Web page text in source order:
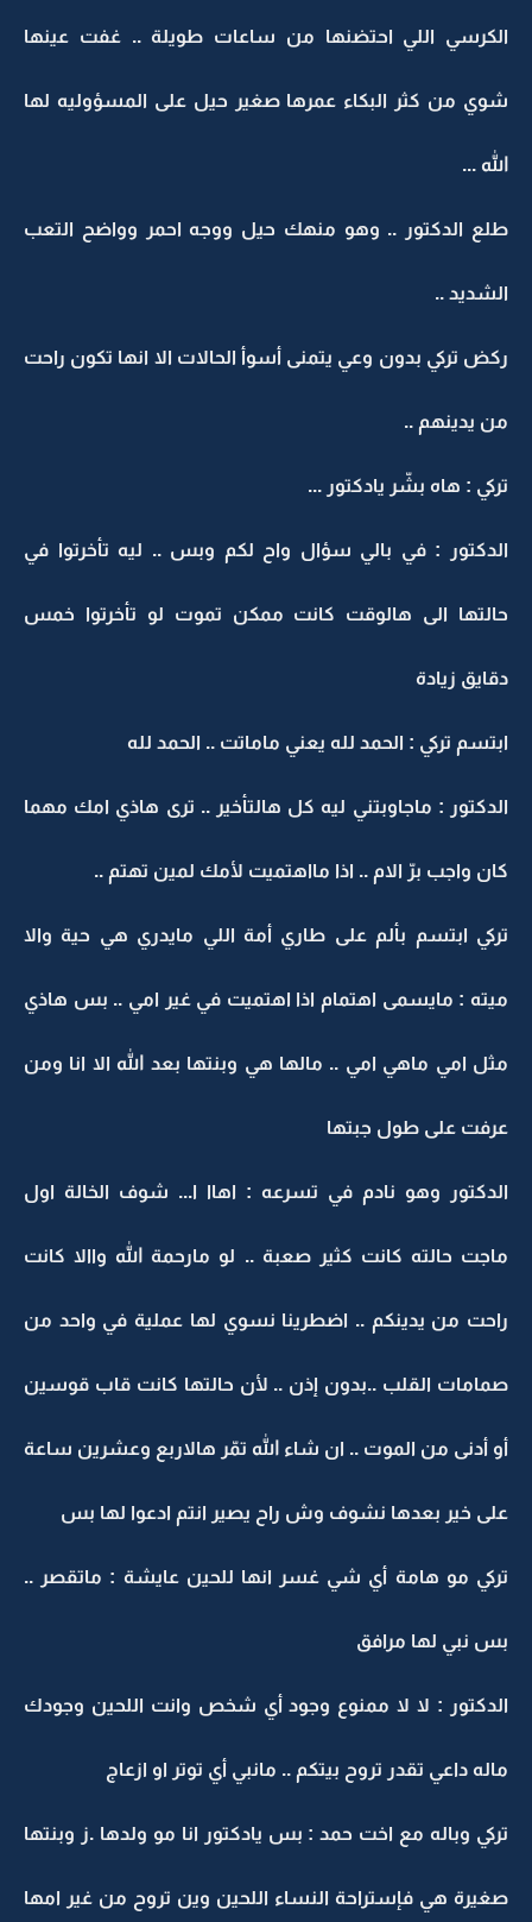
الكرسي اللي احتضنها من ساعات طويلة .. غفت عينها
شوي من كثر البكاء عمرها صغير حيل على المسؤوليه لها
الله ...
طلع الدكتور .. وهو منهك حيل ووجه احمر وواضح التعب
الشديد ..
ركض تركي بدون وعي يتمنى أسوأ الحالات الا انها تكون راحت
من يدينهم ..
تركي : هاه بشّر يادكتور ...
الدكتور : في بالي سؤال واح لكم وبس .. ليه تأخرتوا في
حالتها الى هالوقت كانت ممكن تموت لو تأخرتوا خمس
دقايق زيادة
ابتسم تركي : الحمد لله يعني ماماتت .. الحمد لله
الدكتور : ماجاوبتني ليه كل هالتأخير .. ترى هاذي امك مهما
كان واجب برّ الام .. اذا مااهتميت لأمك لمين تهتم ..
تركي ابتسم بألم على طاري أمة اللي مايدري هي حية والا
ميته : مايسمى اهتمام اذا اهتميت في غير امي .. بس هاذي
مثل امي ماهي امي .. مالها هي وبنتها بعد الله الا انا ومن
عرفت على طول جبتها
الدكتور وهو نادم في تسرعه : اهاا ا... شوف الخالة اول
ماجت حالته كانت كثير صعبة .. لو مارحمة الله واالا كانت
راحت من يدينكم .. اضطرينا نسوي لها عملية في واحد من
صمامات القلب ..بدون إذن .. لأن حالتها كانت قاب قوسين
أو أدنى من الموت .. ان شاء الله تمّر هالاربع وعشرين ساعة
على خير بعدها نشوف وش راح يصير انتم ادعوا لها بس
تركي مو هامة أي شي غسر انها للحين عايشة : ماتقصر ..
بس نبي لها مرافق
الدكتور : لا لا ممنوع وجود أي شخص وانت اللحين وجودك
ماله داعي تقدر تروح بيتكم .. مانبي أي توتر او ازعاج
تركي وباله مع اخت حمد : بس يادكتور انا مو ولدها .ز وبنتها
صغيرة هي فإستراحة النساء اللحين وين تروح من غير امها